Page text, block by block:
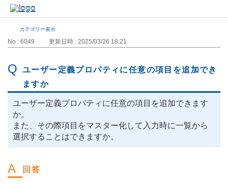
カテゴリー表示
No : 6049 更新日時 : 2025/03/26 18:21
ユーザー定義プロパティに任意の項目を追加でき
ますか
ユーザー定義プロパティに任意の項目を追加できます
か。
また、その際項目をマスター化して入力時に一覧から
選択することはできますか。